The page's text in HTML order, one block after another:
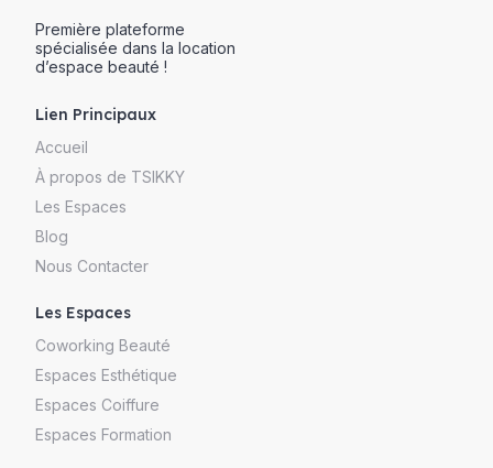
Première plateforme
spécialisée dans la location
d’espace beauté !
Lien Principaux
Accueil
À propos de TSIKKY
Les Espaces
Blog
Nous Contacter
Les Espaces
Coworking Beauté
Espaces Esthétique
Espaces Coiffure
Espaces Formation